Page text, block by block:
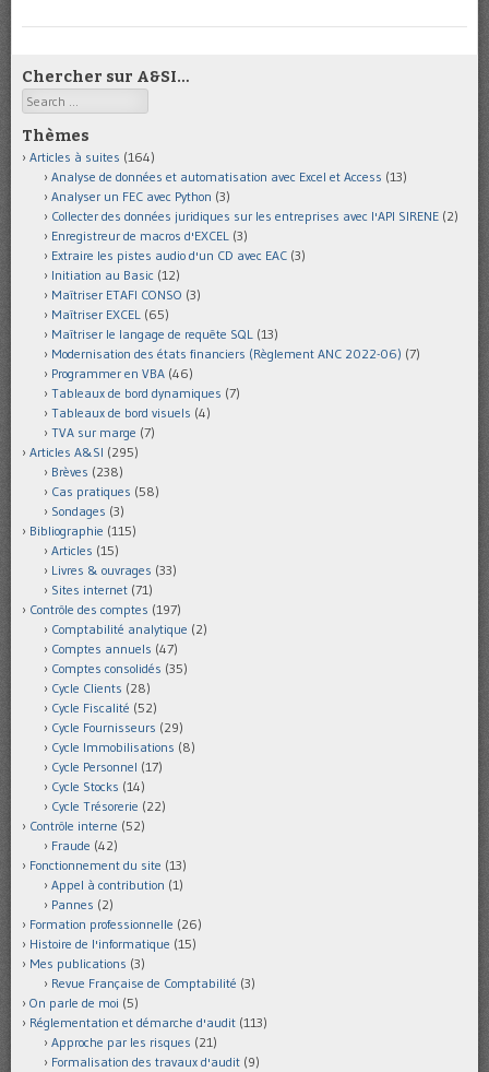
Chercher sur A&SI…
Search
Thèmes
Articles à suites (164)
Analyse de données et automatisation avec Excel et Access (13)
Analyser un FEC avec Python (3)
Collecter des données juridiques sur les entreprises avec l'API SIRENE (2)
Enregistreur de macros d'EXCEL (3)
Extraire les pistes audio d'un CD avec EAC (3)
Initiation au Basic (12)
Maîtriser ETAFI CONSO (3)
Maîtriser EXCEL (65)
Maîtriser le langage de requête SQL (13)
Modernisation des états financiers (Règlement ANC 2022-06) (7)
Programmer en VBA (46)
Tableaux de bord dynamiques (7)
Tableaux de bord visuels (4)
TVA sur marge (7)
Articles A&SI (295)
Brèves (238)
Cas pratiques (58)
Sondages (3)
Bibliographie (115)
Articles (15)
Livres & ouvrages (33)
Sites internet (71)
Contrôle des comptes (197)
Comptabilité analytique (2)
Comptes annuels (47)
Comptes consolidés (35)
Cycle Clients (28)
Cycle Fiscalité (52)
Cycle Fournisseurs (29)
Cycle Immobilisations (8)
Cycle Personnel (17)
Cycle Stocks (14)
Cycle Trésorerie (22)
Contrôle interne (52)
Fraude (42)
Fonctionnement du site (13)
Appel à contribution (1)
Pannes (2)
Formation professionnelle (26)
Histoire de l'informatique (15)
Mes publications (3)
Revue Française de Comptabilité (3)
On parle de moi (5)
Réglementation et démarche d'audit (113)
Approche par les risques (21)
Formalisation des travaux d'audit (9)